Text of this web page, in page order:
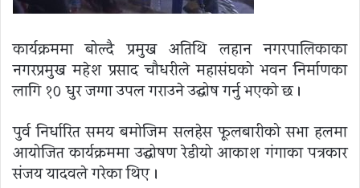
कार्यक्रममा बोल्दै प्रमुख अतिथि लहान नगरपालिकाका
नगरप्रमुख महेश प्रसाद चौधरीले महासंघको भवन निर्माणका
लागि १० धुर जग्गा उपलब्ध गराउने उद्घोष गर्नु भएको छ ।
पुर्व निर्धारित समय बमोजिम सलहेस फूलबारीको सभा हलमा
आयोजित कार्यक्रममा उद्घोषण रेडीयो आकाश गंगाका पत्रकार
संजय यादवले गरेका थिए ।